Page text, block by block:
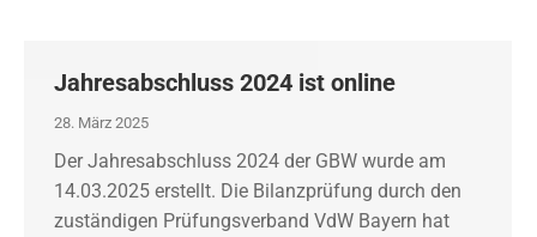
Jahresabschluss 2024 ist online
28. März 2025
Der Jahresabschluss 2024 der GBW wurde am
14.03.2025 erstellt. Die Bilanzprüfung durch den
zuständigen Prüfungsverband VdW Bayern hat